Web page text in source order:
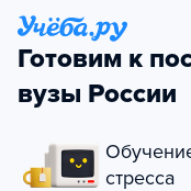
Готовим к
вузы России
стресса